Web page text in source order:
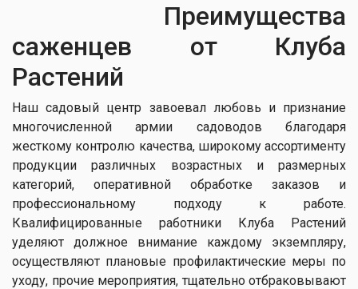
Преимущества
саженцев от Клуба
Растений
Наш садовый центр завоевал любовь и признание
многочисленной армии садоводов благодаря
жесткому контролю качества, широкому ассортименту
продукции различных возрастных и размерных
категорий, оперативной обработке заказов и
профессиональному подходу к работе.
Квалифицированные работники Клуба Растений
уделяют должное внимание каждому экземпляру,
осуществляют плановые профилактические меры по
уходу, прочие мероприятия, тщательно отбраковывают